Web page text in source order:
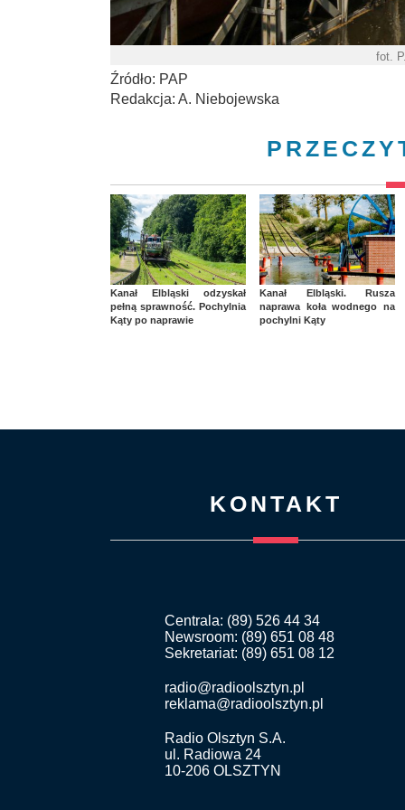
fot.
Źródło: PAP
Redakcja: A. Niebojewska
Kanał Elbląski odzyskał
pełną sprawność. Pochylnia
Kąty po naprawie
Kanał Elbląski. Rusza
naprawa koła wodnego na
pochylni Kąty
KONTAKT
Centrala: (89) 526 44 34
Newsroom: (89) 651 08 48
Sekretariat: (89) 651 08 12
radio@radioolsztyn.pl
reklama@radioolsztyn.pl
Radio Olsztyn S.A.
ul. Radiowa 24
10-206 OLSZTYN